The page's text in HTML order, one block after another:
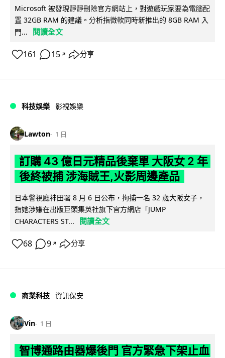
Microsoft 被發現靜靜刪除官方網站上，對遊戲玩家要為電腦配
置 32GB RAM 的建議。分析指微軟同時新推出的 8GB RAM 入
門...
閱讀全文
161 15 ↗ 分享
科技娛樂 影視娛樂
Lawton 1 日
訂購 43 億日元精品後棄單 大阪女 2 年
後終被捕 涉海賊王,火影周邊產品
日本警視廳神田署 8 月 6 日公布，拘捕一名 32 歲大阪女子，
指她涉嫌在出版巨頭集英社旗下官方網店「JUMP
CHARACTERS ST...
閱讀全文
68 9 ↗ 分享
商業科技 資訊保安
Vin 1 日
智博通路由器爆後門 官方緊急下架止血